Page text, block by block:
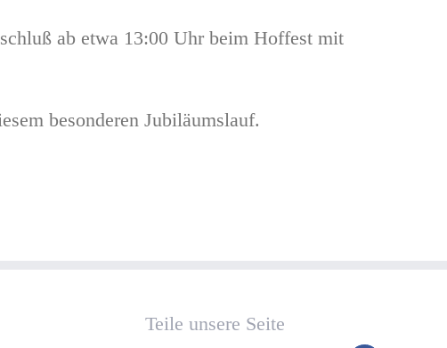
ab etwa 13:00 Uhr beim Hoffest mit
besonderen Jubiläumslauf.
Teile unsere Seite